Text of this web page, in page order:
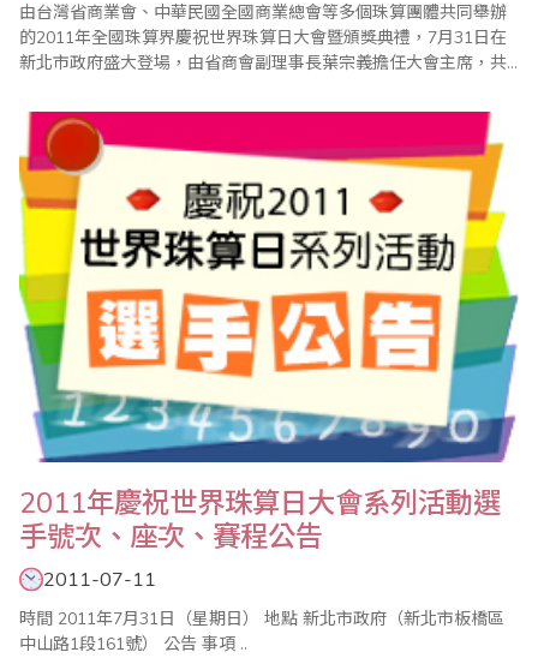
由台灣省商業會、中華民國全國商業總會等多個珠算團體共同舉辦
的2011年全國珠算界慶祝世界珠算日大會暨頒獎典禮，7月31日在
新北市政府盛大登場，由省商會副理事長葉宗義擔任大會主席，共
在百忙之中蒞會祝賀，並頒獎表揚優勝選手，吳院長致詞強調，珠
心算活動不僅可以啟迪人腦智慧，也可延緩老人失智症的發生，因
此他將責成中央健保局全力投入協助珠心算活動；至..
2011年慶祝世界珠算日大會系列活動選
手號次、座次、賽程公告
2011-07-11
時間 2011年7月31日（星期日） 地點 新北市政府（新北市板橋區
中山路1段161號） 公告 事項 ..